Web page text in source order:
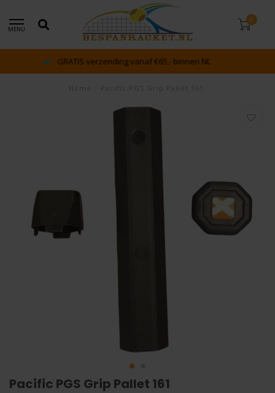
MENU
0
dé racket en bespan specialist van Lelystad en omstreken
Pacific PGS Grip Pallet 161